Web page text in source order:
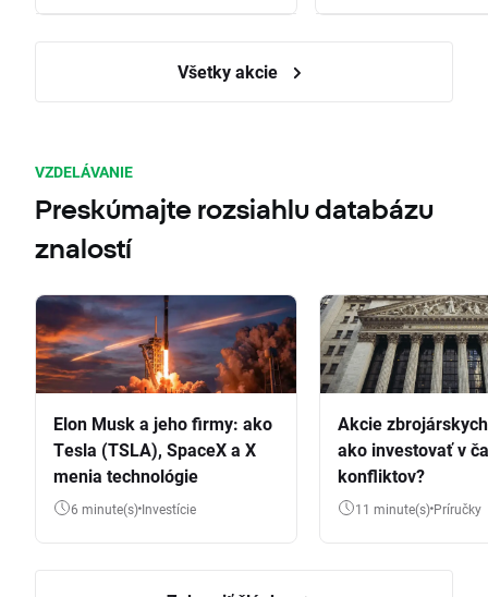
Všetky akcie
VZDELÁVANIE
Preskúmajte rozsiahlu databázu
znalostí
Elon Musk a jeho firmy: ako
Tesla (TSLA), SpaceX a X
menia technológie
6 minute(s) Investície
Akcie
ako investovať v
konfliktov?
11 minute(s) Príručky